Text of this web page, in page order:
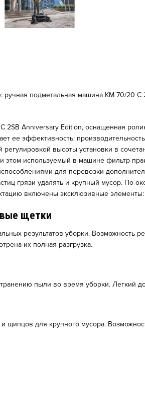
подметальная машина KM 70/20
Anniversary Edition, оснащенная
ее эффективность:
высоты установки в
используемый в машине фильтр
для перевозки
грязи удалять и крупный мусор. По
включены эксклюзивные
щетки
результатов уборки. Возможность
их полная разгрузка.
пыли во время уборки. Легкий
щипцов для крупного мусора.